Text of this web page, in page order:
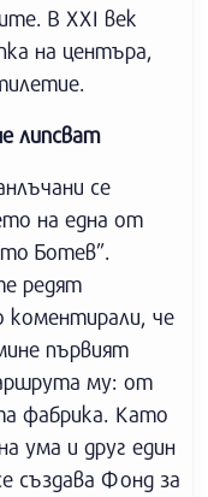
В ХХI век
на центъра,
липсват
се
на една от
Ботев”.
редят
коментирали, че
първият
му: от
фабрика. Като
ума и друг един
създава Фонд за